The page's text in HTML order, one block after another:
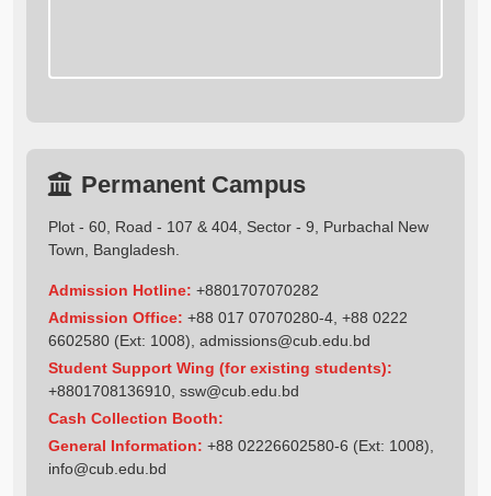
Permanent Campus
Plot - 60, Road - 107 & 404, Sector - 9, Purbachal New
Town, Bangladesh.
Admission Hotline: +8801707070282
Admission Office: +88 017 07070280-4, +88 0222
6602580 (Ext: 1008), admissions@cub.edu.bd
Student Support Wing (for existing students):
+8801708136910, ssw@cub.edu.bd
Cash Collection Booth:
General Information: +88 02226602580-6 (Ext: 1008),
info@cub.edu.bd